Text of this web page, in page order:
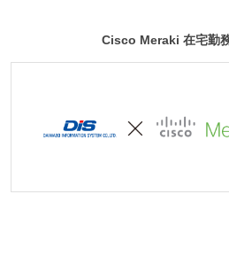
Cisco Meraki 在宅勤